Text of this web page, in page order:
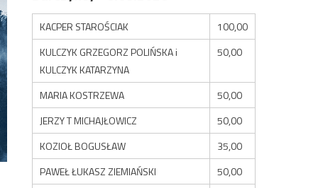
KACPER STAROŚCIAK
100,00
KULCZYK GRZEGORZ POLIŃSKA i
KULCZYK KATARZYNA
50,00
MARIA KOSTRZEWA
50,00
JERZY T MICHAJŁOWICZ
50,00
KOZIOŁ BOGUSŁAW
35,00
PAWEŁ ŁUKASZ ZIEMIAŃSKI
50,00